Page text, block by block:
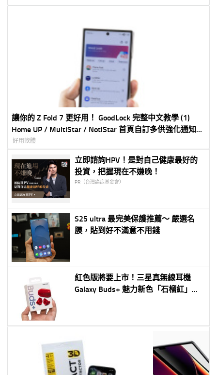
讓你的 Z Fold 7 更好用！ GoodLock 完整中文教學 (1)
Home UP / MultiStar / NotiStar 首頁自訂多供強化通知加
強
好用軟體
立即諮詢HPV！是對自己健康最好的
投資，把握現在不嫌晚！
PR（台灣癌症基金會）
S25 ultra 最完美保護推薦～ 嚴選名
膜，貼到好不滿意不用錢
紅色版將要上市！三星真無線耳機
Galaxy Buds+ 魅力新色「石榴紅」開